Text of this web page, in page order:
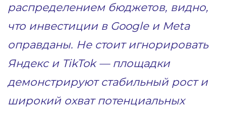
распределением бюджетов, видно,
что инвестиции в Google и Meta
оправданы. Не стоит игнорировать
Яндекс и TikTok — площадки
демонстрируют стабильный рост и
широкий охват потенциальных